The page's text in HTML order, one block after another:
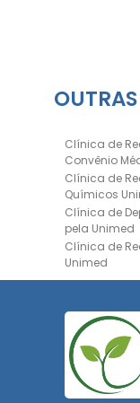
OUTRAS
Clínica de
Convênio
Clínica de
Químicos
Clínica de
pela Unimed
Clínica de
Unimed
Clínica de
Bradesco
Hospital
Químicos
Internação
Químicos